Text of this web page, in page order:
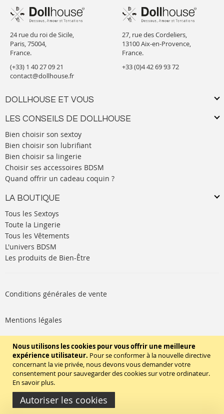
Nous utilisons les cookies pour vous offrir une meilleure
expérience utilisateur. Pour se conformer à la nouvelle directive
concernant la vie privée, nous devons vous demander votre
consentement pour sauvegarder des cookies sur votre ordinateur.
En savoir plus.
Autoriser les cookies
24 rue du roi de Sicile,
Paris, 75004,
France.
(+33) 1 40 27 09 21
contact@dollhouse.fr
DOLLHOUSE ET VOUS
LES CONSEILS DE DOLLHOUSE
Bien choisir son sextoy
Bien choisir son lubrifiant
Bien choisir sa lingerie
Choisir ses accessoires BDSM
Quand offrir un cadeau coquin ?
LA BOUTIQUE
Tous les Sextoys
Toute la Lingerie
Tous les Vêtements
L'univers BDSM
Les produits de Bien-Être
27, rue des Cordeliers,
13100 Aix-en-Provence,
France.
+33 (0)4 42 69 93 72
Conditions générales de vente
Mentions légales
Politique de cookies
SUIVEZ-NOUS
Copyright © 2020 - TBD Paris. Tout droit réservés.